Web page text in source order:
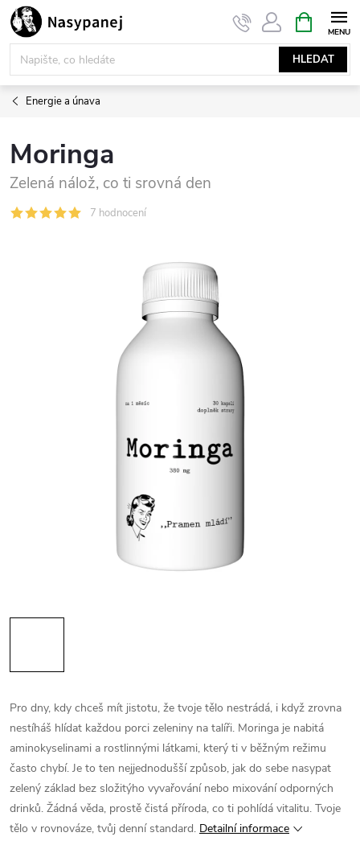
Přejít
na
obsah
HLEDAT
NÁKUPNÍ
KOŠÍK
Energie a únava
Moringa
Zelená nálož, co ti srovná den
7 hodnocení
Pro dny, kdy chceš mít jistotu, že tvoje tělo nestrádá, i když zrovna
nestíháš hlídat každou porci zeleniny na talíři. Moringa je nabitá
aminokyselinami a rostlinnými látkami, který ti v běžným režimu
často chybí. Je to ten nejjednodušší způsob, jak do sebe nasypat
zelený základ bez složitýho vyvařování nebo mixování odporných
drinků. Žádná věda, prostě čistá příroda, co ti pohlídá vitalitu. Tvoje
tělo v rovnováze, tvůj denní standard. Detailní informace